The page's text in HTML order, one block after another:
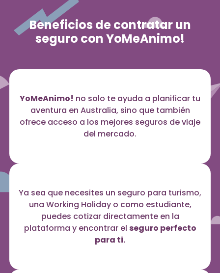
Beneficios de contratar un
seguro con YoMeAnimo!
YoMeAnimo! no solo te ayuda a planificar tu
aventura en Australia, sino que también
ofrece acceso a los mejores seguros de viaje
del mercado.
Ya sea que necesites un seguro para turismo,
una Working Holiday o como estudiante,
puedes cotizar directamente en la
plataforma y encontrar el seguro perfecto
para ti.